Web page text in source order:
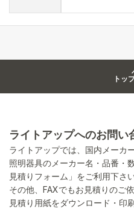
トッ
ライトアップへのお問い
ライトアップでは、国内メーカ
照明器具のメーカー名・品番・
見積りフォーム」をご利用下さい
その他、FAXでもお見積りのご
見積り用紙をダウンロード・印